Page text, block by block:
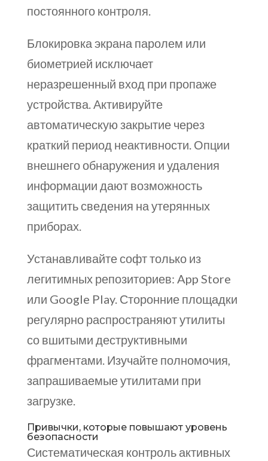
постоянного контроля.
Блокировка экрана паролем или
биометрией исключает
неразрешенный вход при пропаже
устройства. Активируйте
автоматическую закрытие через
краткий период неактивности. Опции
внешнего обнаружения и удаления
информации дают возможность
защитить сведения на утерянных
приборах.
Устанавливайте софт только из
легитимных репозиториев: App Store
или Google Play. Сторонние площадки
регулярно распространяют утилиты
со вшитыми деструктивными
фрагментами. Изучайте полномочия,
запрашиваемые утилитами при
загрузке.
Привычки, которые повышают уровень
безопасности
Систематическая контроль активных